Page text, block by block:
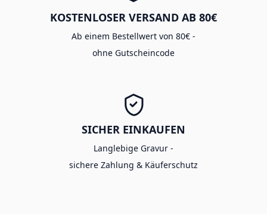
KOSTENLOSER VERSAND AB 80€
Ab einem Bestellwert von 80€ -
ohne Gutscheincode
SICHER EINKAUFEN
Langlebige Gravur -
sichere Zahlung & Käuferschutz